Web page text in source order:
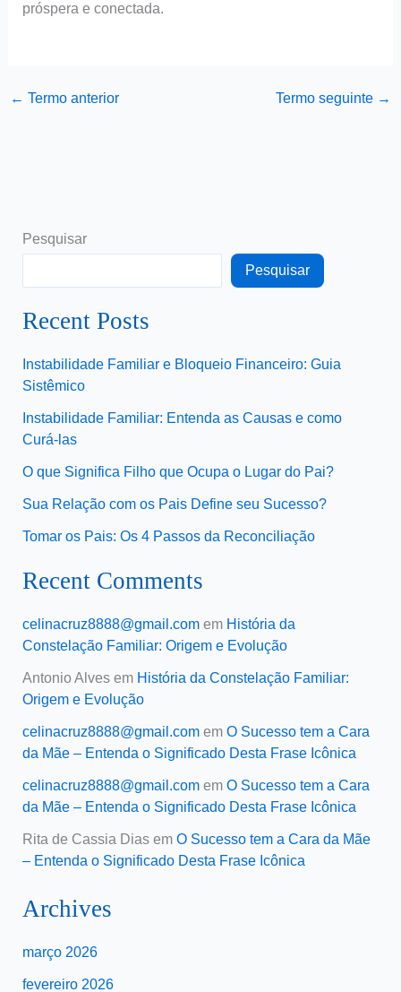
próspera e conectada.
← Termo anterior Termo seguinte →
Pesquisar
Pesquisar
Recent Posts
Instabilidade Familiar e Bloqueio Financeiro: Guia
Sistêmico
Instabilidade Familiar: Entenda as Causas e como
Curá-las
O que Significa Filho que Ocupa o Lugar do Pai?
Sua Relação com os Pais Define seu Sucesso?
Tomar os Pais: Os 4 Passos da Reconciliação
Recent Comments
celinacruz8888@gmail.comem História da
Constelação Familiar: Origem e Evolução
Antonio Alvesem História da Constelação Familiar:
Origem e Evolução
celinacruz8888@gmail.comem O Sucesso tem a Cara
da Mãe – Entenda o Significado Desta Frase Icônica
celinacruz8888@gmail.comem O Sucesso tem a Cara
da Mãe – Entenda o Significado Desta Frase Icônica
Rita de Cassia Diasem O Sucesso tem a Cara da Mãe
– Entenda o Significado Desta Frase Icônica
Archives
março 2026
fevereiro 2026